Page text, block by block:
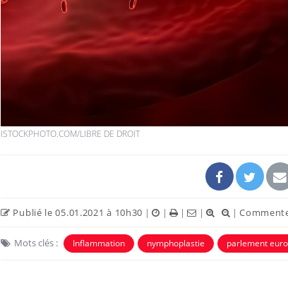
ISTOCKPHOTO.COM/LIBRE DE DROIT
Publié le 05.01.2021 à 10h30 | | | | |
Mots clés : Inflammation nymphoplastie parlement